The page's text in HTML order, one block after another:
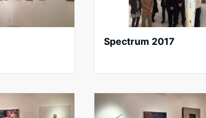
Spectrum 2017